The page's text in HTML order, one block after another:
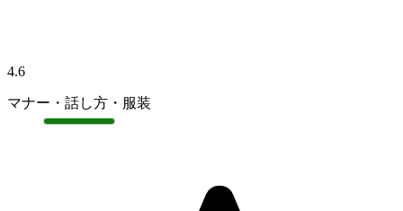
4.6
マナー・話し方・服装